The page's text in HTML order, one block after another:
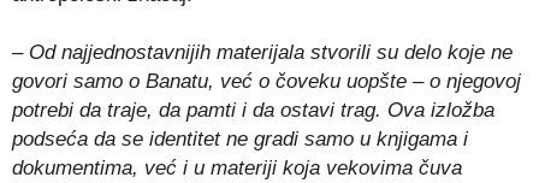
– Od najjednostavnijih materijala stvorili su delo koje ne
govori samo o Banatu, već o čoveku uopšte – o njegovoj
potrebi da traje, da pamti i da ostavi trag. Ova izložba
podseća da se identitet ne gradi samo u knjigama i
dokumentima, već i u materiji koja vekovima čuva